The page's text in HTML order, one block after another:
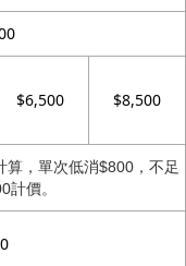
$6,500 $8,500
算，單次低消$800，不足
計價。